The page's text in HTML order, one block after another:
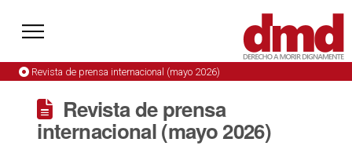
Revista de prensa internacional (mayo 2026)
Revista de prensa
internacional (mayo 2026)